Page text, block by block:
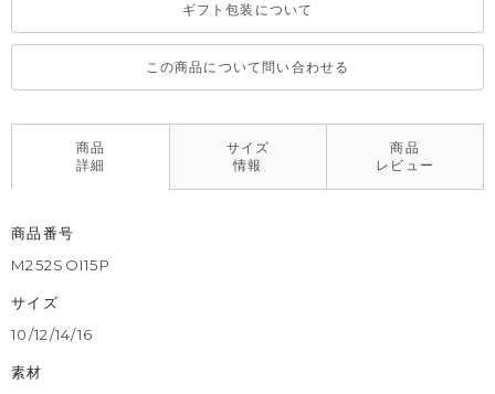
ギフト包装について
この商品について問い合わせる
商品
詳細
サイズ
情報
商品
レビュー
商品番号
M252SOI15P
サイズ
10/12/14/16
素材